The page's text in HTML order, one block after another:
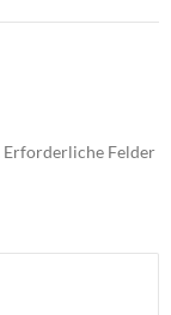
Erforderliche Felder